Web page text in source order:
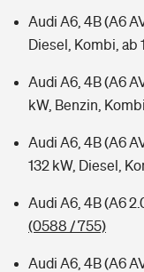
Audi A6, 4B (A6
Diesel, Kombi, ab
Audi A6, 4B (A6
kW, Benzin,
Audi A6, 4B (A6
132 kW, Diesel,
Audi A6, 4B (A6
(0588 / 755)
Audi A6, 4B (A6